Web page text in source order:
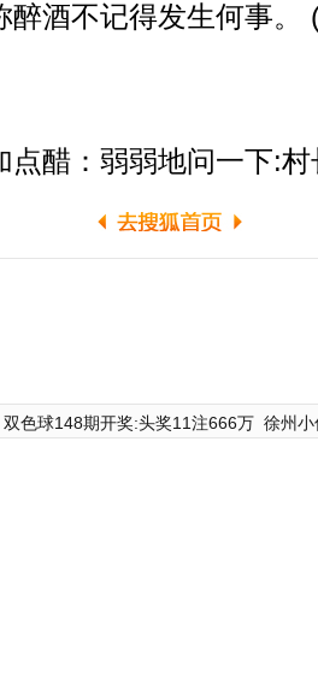
醉酒不记得发生何事。
醋：弱弱地问一下:村
双色球148期开奖:头奖11注666万 徐州